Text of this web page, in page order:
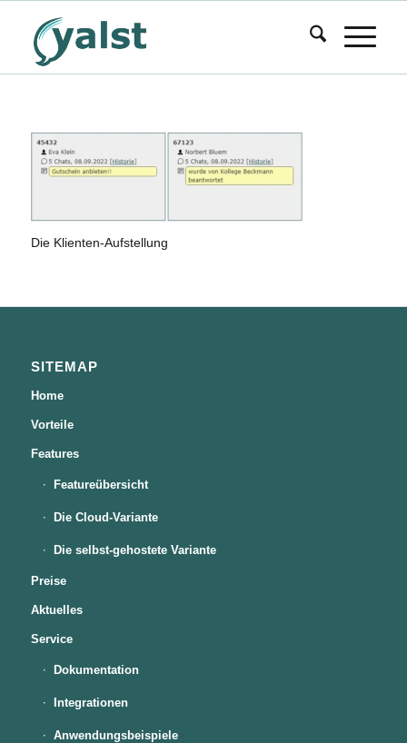
Die Klienten-Aufstellung
SITEMAP
Home
Vorteile
Features
Featureübersicht
Die Cloud-Variante
Die selbst-gehostete Variante
Preise
Aktuelles
Service
Dokumentation
Integrationen
Anwendungsbeispiele